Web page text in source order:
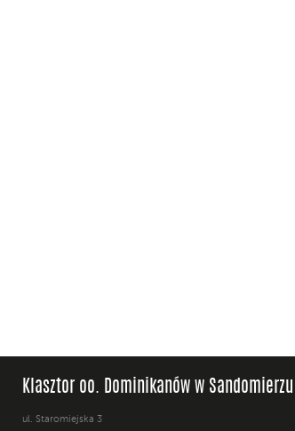
Klasztor oo. Dominikanów w Sandomierzu
ul. Staromiejska 3